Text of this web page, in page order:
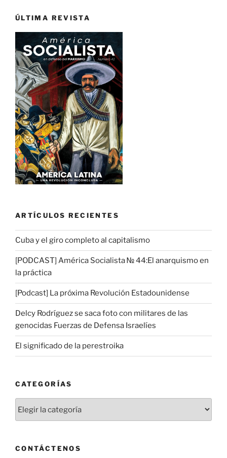
ÚLTIMA REVISTA
ARTÍCULOS RECIENTES
Cuba y el giro completo al capitalismo
[PODCAST] América Socialista № 44:El anarquismo en
la práctica
[Podcast] La próxima Revolución Estadounidense
Delcy Rodríguez se saca foto con militares de las
genocidas Fuerzas de Defensa Israelíes
El significado de la perestroika
CATEGORÍAS
CONTÁCTENOS